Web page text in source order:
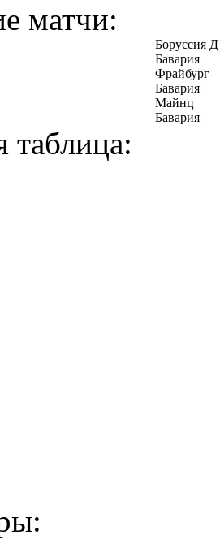
матчи:
Боруссия Д
Бавария
Фрайбург
Бавария
Майнц
Бавария
таблица: